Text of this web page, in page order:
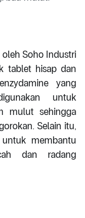
Soho Industri
tablet hisap dan
yang
untuk
mulut sehingga
Selain itu,
membantu
dan radang